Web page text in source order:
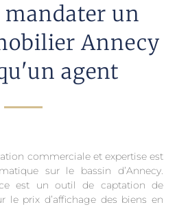
mandater un
Annecy
agent
commerciale et expertise est
sur le bassin d’Annecy.
est un outil de captation de
le prix d’affichage des biens en